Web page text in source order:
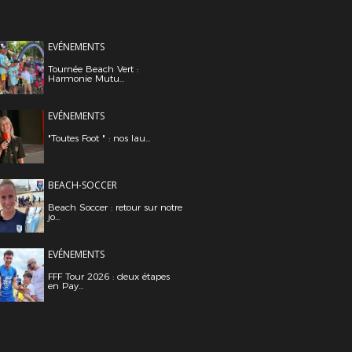
EVÉNEMENTS
Tournée Beach Vert :
Harmonie Mutu...
EVÉNEMENTS
"Toutes Foot " : nos lau...
BEACH-SOCCER
Beach Soccer : retour sur notre
jo...
EVÉNEMENTS
FFF Tour 2026 : deux étapes
en Pay...